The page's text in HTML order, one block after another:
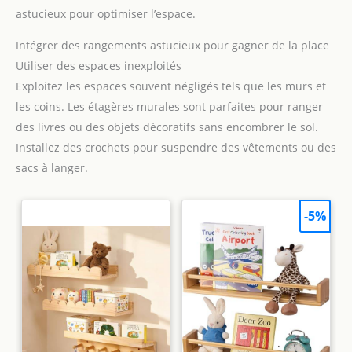
astucieux pour optimiser l’espace.
Intégrer des rangements astucieux pour gagner de la place
Utiliser des espaces inexploités
Exploitez les espaces souvent négligés tels que les murs et
les coins. Les étagères murales sont parfaites pour ranger
des livres ou des objets décoratifs sans encombrer le sol.
Installez des crochets pour suspendre des vêtements ou des
sacs à langer.
-5%